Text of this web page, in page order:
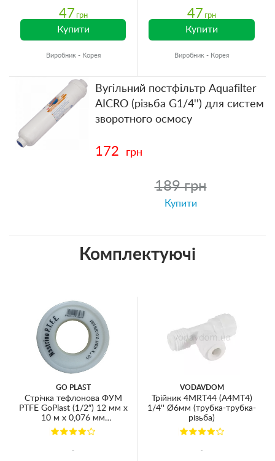
47 грн
Купити
Виробник - Корея
47 грн
Купити
Виробник - Корея
Вугільний постфільтр Aquafilter
AICRO (різьба G1/4'') для систем
зворотного осмосу
172 грн
189 грн
Купити
Комплектуючі
GO PLAST
Стрічка тефлонова ФУМ
PTFE GoPlast (1/2″) 12 мм х
10 м х 0,076 мм
(1342000000)
VODAVDOM
Трійник 4MRT44 (A4MT4)
1/4'' Ø6мм (трубка-трубка-
різьба)